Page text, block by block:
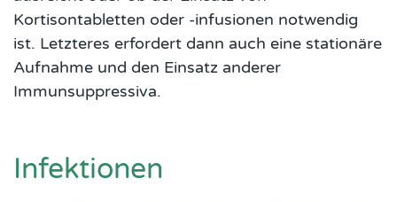
Kortisontabletten oder -infusionen notwendig
ist. Letzteres erfordert dann auch eine stationäre
Aufnahme und den Einsatz anderer
Immunsuppressiva.
Infektionen